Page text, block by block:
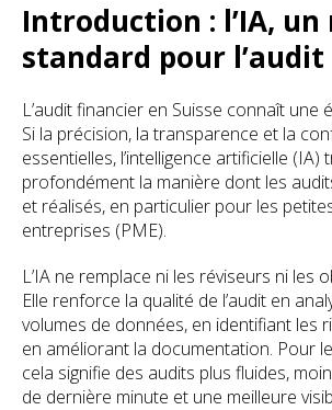
Introduction : l’IA, un
standard pour l’audit
L’audit financier en Suisse connaît une
Si la précision, la transparence et la
essentielles, l’intelligence artificielle (IA)
profondément la manière dont les
et réalisés, en particulier pour les
entreprises (PME).
L’IA ne remplace ni les réviseurs ni les
Elle renforce la qualité de l’audit en
volumes de données, en identifiant les
en améliorant la documentation. Pour
cela signifie des audits plus fluides,
de dernière minute et une meilleure